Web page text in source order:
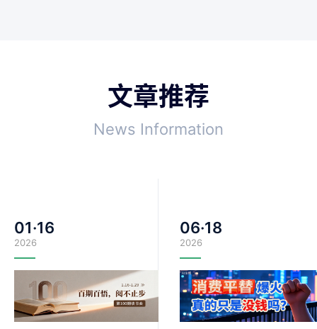
文章推荐
News Information
01·16
2026
06·18
2026